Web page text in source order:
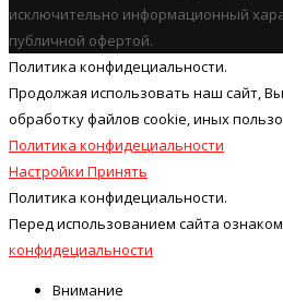
исключительно информационный
публичной офертой.
Политика конфидециальности.
Продолжая использовать наш cайт,
обработку файлов cookie, иных
Политика конфидециальности
Настройки Принять
Политика конфидециальности.
Перед использованием сайта
конфидециальности
Внимание